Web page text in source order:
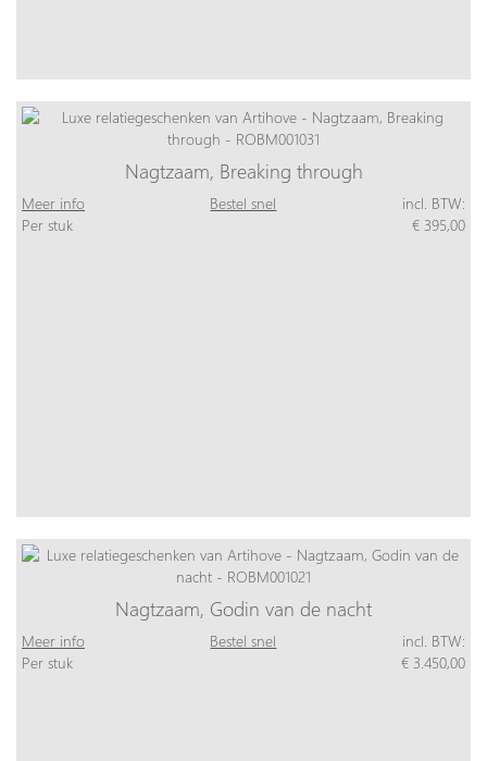
Nagtzaam, Breaking through
Meer info Bestel snel
incl. BTW:
Per stuk
€ 395,00
Nagtzaam, Godin van de nacht
Meer info Bestel snel
incl. BTW:
Per stuk
€ 3.450,00